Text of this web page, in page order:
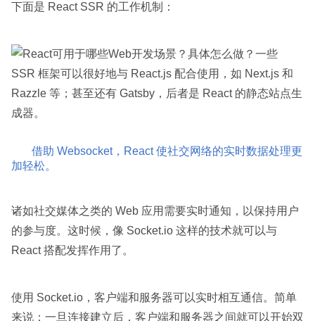
下面是 React SSR 的工作机制：
一些
SSR 框架可以很好地与 React.js 配合使用，如 Next.js 和
Razzle 等；甚至还有 Gatsby，后者是 React 的静态站点生
成器。
借助 Websocket，React 使社交网络的实时数据处理更
加轻松。
诸如社交媒体之类的 Web 应用需要实时通知，以保持用户
的参与度。这时候，像 Socket.io 这样的技术就可以与
React 搭配发挥作用了。
使用 Socket.io，客户端和服务器可以实时相互通信。简单
来说：一旦连接建立后，客户端和服务器之间就可以开始双